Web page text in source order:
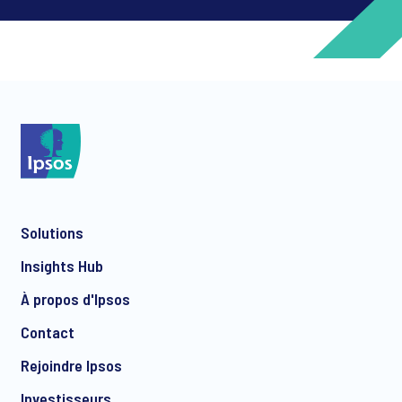
Solutions
Insights Hub
À propos d'Ipsos
Contact
Rejoindre Ipsos